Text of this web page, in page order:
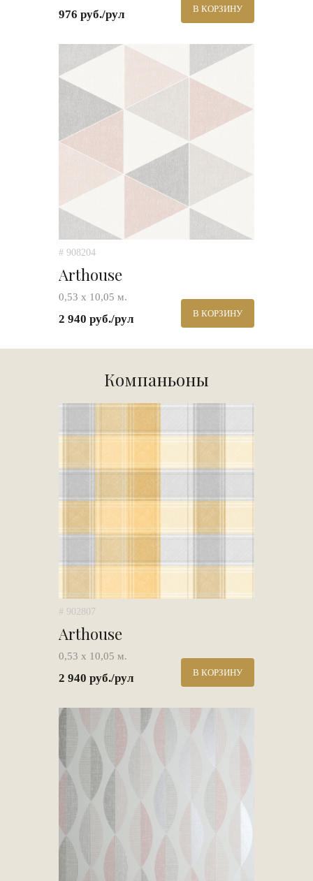
976 руб./рул В КОРЗИНУ
# 908204
Arthouse
0,53 х 10,05 м.
2 940 руб./рул В КОРЗИНУ
Компаньоны
# 902807
Arthouse
0,53 х 10,05 м.
2 940 руб./рул В КОРЗИНУ